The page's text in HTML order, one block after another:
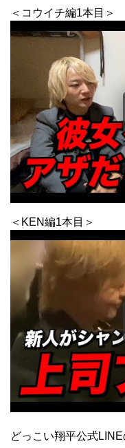
＜コウイチ編1本目＞
＜KEN編1本目＞
どっこい翔平公式